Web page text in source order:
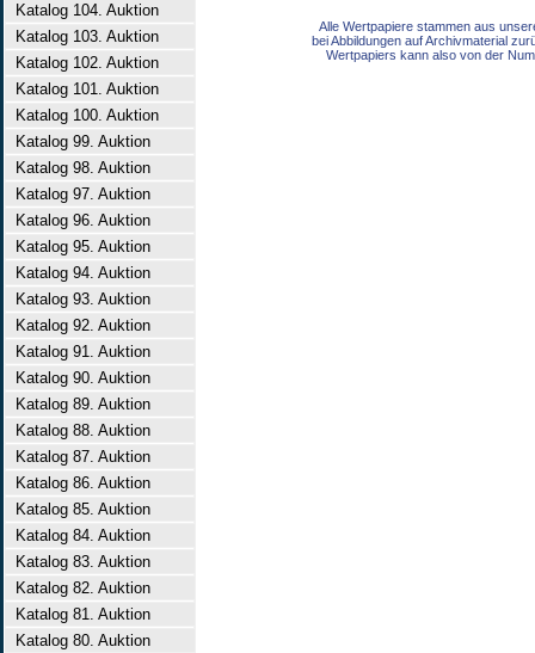
Katalog 104. Auktion
Katalog 103. Auktion
Katalog 102. Auktion
Katalog 101. Auktion
Katalog 100. Auktion
Katalog 99. Auktion
Katalog 98. Auktion
Katalog 97. Auktion
Katalog 96. Auktion
Katalog 95. Auktion
Katalog 94. Auktion
Katalog 93. Auktion
Katalog 92. Auktion
Katalog 91. Auktion
Katalog 90. Auktion
Katalog 89. Auktion
Katalog 88. Auktion
Katalog 87. Auktion
Katalog 86. Auktion
Katalog 85. Auktion
Katalog 84. Auktion
Katalog 83. Auktion
Katalog 82. Auktion
Katalog 81. Auktion
Katalog 80. Auktion
Alle Wertpapiere stammen aus
bei Abbildungen auf Archivmaterial
Wertpapiers kann also von der